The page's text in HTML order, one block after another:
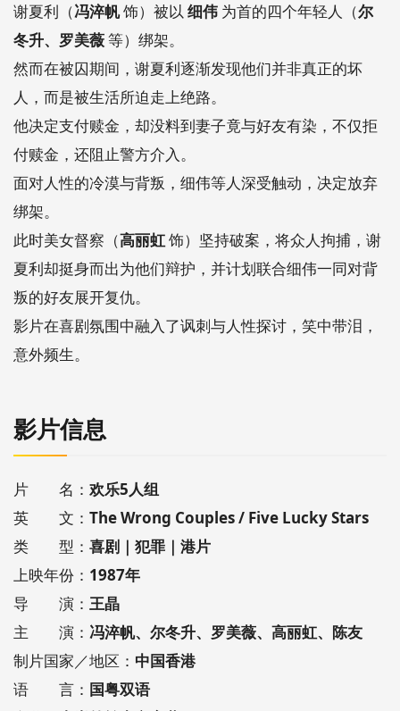
谢夏利（冯淬帆饰）被以 细伟 为首的四个年轻人（尔
冬升、罗美薇等）绑架。
然而在被囚期间，谢夏利逐渐发现他们并非真正的坏
人，而是被生活所迫走上绝路。
他决定支付赎金，却没料到妻子竟与好友有染，不仅拒
付赎金，还阻止警方介入。
面对人性的冷漠与背叛，细伟等人深受触动，决定放弃
绑架。
此时美女督察（高丽虹饰）坚持破案，将众人拘捕，谢
夏利却挺身而出为他们辩护，并计划联合细伟一同对背
叛的好友展开复仇。
影片在喜剧氛围中融入了讽刺与人性探讨，笑中带泪，
意外频生。
影片信息
片 名： 欢乐5人组
英 文： The Wrong Couples / Five Lucky Stars
类 型： 喜剧｜犯罪｜港片
上映年份： 1987年
导 演： 王晶
主 演： 冯淬帆、尔冬升、罗美薇、高丽虹、陈友
制片国家／地区： 中国香港
语 言： 国粤双语